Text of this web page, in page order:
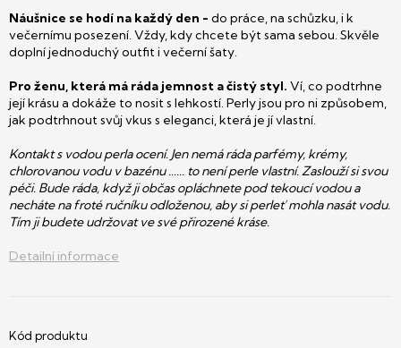
Náušnice se hodí na každý den - do práce, na schůzku, i k
večernímu posezení. Vždy, kdy chcete být sama sebou. Skvěle
doplní jednoduchý outfit i večerní šaty.
Pro ženu, která má ráda jemnost a čistý styl. Ví, co podtrhne
její krásu a dokáže to nosit s lehkostí. Perly jsou pro ni způsobem,
jak podtrhnout svůj vkus s eleganci, která je jí vlastní.
Kontakt s vodou perla ocení. Jen nemá ráda parfémy, krémy,
chlorovanou vodu v bazénu ...... to není perle vlastní. Zaslouží si svou
péči. Bude ráda, když ji občas opláchnete pod tekoucí vodou a
necháte na froté ručníku odloženou, aby si perleť mohla nasát vodu.
Tím ji budete udržovat ve své přirozené kráse.
Detailní informace